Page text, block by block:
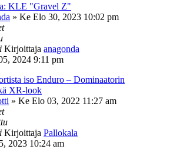
KLE "Gravel Z"
» Ke Elo 30, 2023 10:02 pm
Kirjoittaja anagonda
2024 9:11 pm
iso Enduro – Dominaatorin
XR-look
» Ke Elo 03, 2022 11:27 am
Kirjoittaja Pallokala
2023 10:24 am